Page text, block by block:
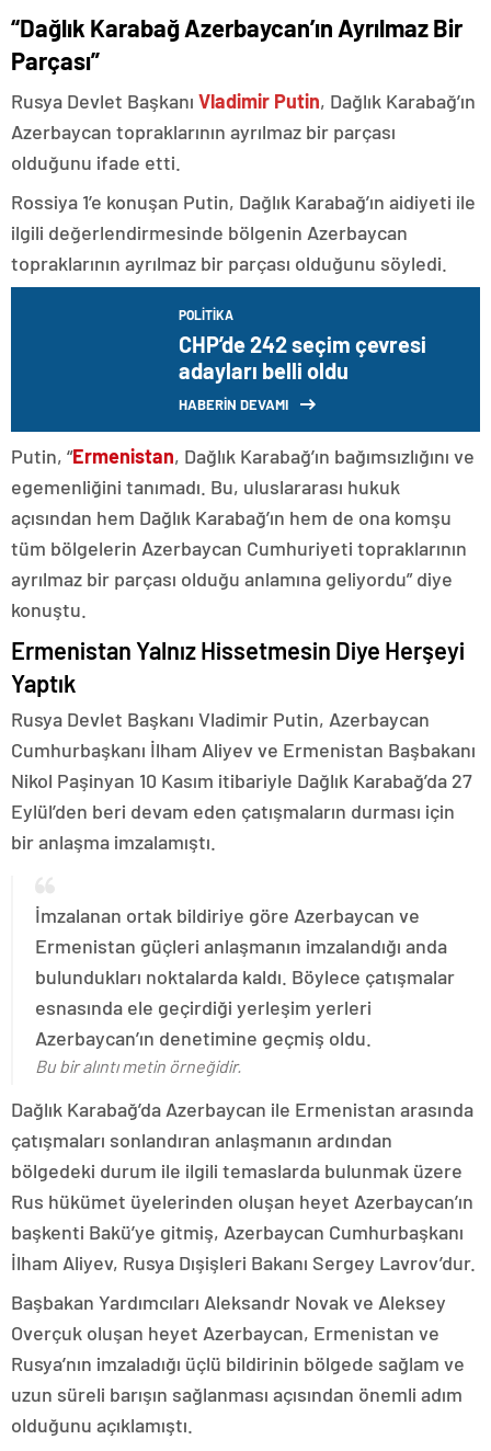
“Dağlık Karabağ Azerbaycan’ın Ayrılmaz Bir
Parçası”
Rusya Devlet Başkanı Vladimir Putin, Dağlık Karabağ’ın
Azerbaycan topraklarının ayrılmaz bir parçası
olduğunu ifade etti.
Rossiya 1’e konuşan Putin, Dağlık Karabağ’ın aidiyeti ile
ilgili değerlendirmesinde bölgenin Azerbaycan
topraklarının ayrılmaz bir parçası olduğunu söyledi.
POLITIKA
CHP’de 242 seçim çevresi
adayları belli oldu
HABERİN DEVAMI
Putin, “Ermenistan, Dağlık Karabağ’ın bağımsızlığını ve
egemenliğini tanımadı. Bu, uluslararası hukuk
açısından hem Dağlık Karabağ’ın hem de ona komşu
tüm bölgelerin Azerbaycan Cumhuriyeti topraklarının
ayrılmaz bir parçası olduğu anlamına geliyordu” diye
konuştu.
Ermenistan Yalnız Hissetmesin Diye Herşeyi
Yaptık
Rusya Devlet Başkanı Vladimir Putin, Azerbaycan
Cumhurbaşkanı İlham Aliyev ve Ermenistan Başbakanı
Nikol Paşinyan 10 Kasım itibariyle Dağlık Karabağ’da 27
Eylül’den beri devam eden çatışmaların durması için
bir anlaşma imzalamıştı.
İmzalanan ortak bildiriye göre Azerbaycan ve
Ermenistan güçleri anlaşmanın imzalandığı anda
bulundukları noktalarda kaldı. Böylece çatışmalar
esnasında ele geçirdiği yerleşim yerleri
Azerbaycan’ın denetimine geçmiş oldu.
Bu bir alıntı metin örneğidir.
Dağlık Karabağ’da Azerbaycan ile Ermenistan arasında
çatışmaları sonlandıran anlaşmanın ardından
bölgedeki durum ile ilgili temaslarda bulunmak üzere
Rus hükümet üyelerinden oluşan heyet Azerbaycan’ın
başkenti Bakü’ye gitmiş, Azerbaycan Cumhurbaşkanı
İlham Aliyev, Rusya Dışişleri Bakanı Sergey Lavrov’dur.
Başbakan Yardımcıları Aleksandr Novak ve Aleksey
Overçuk oluşan heyet Azerbaycan, Ermenistan ve
Rusya’nın imzaladığı üçlü bildirinin bölgede sağlam ve
uzun süreli barışın sağlanması açısından önemli adım
olduğunu açıklamıştı.